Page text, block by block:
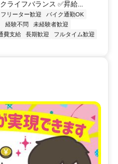
ライフバランス ✅昇給...
フリーター歓迎
バイク通勤OK
経験不問
未経験者歓迎
費支給 長期歓迎
フルタイム歓迎